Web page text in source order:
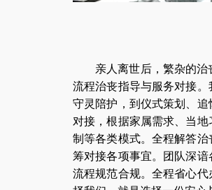
亲人离世后，繁杂的
流程治丧指导与服务对接。
守灵陪护，到仪式策划、
对接，根据家属需求、当
制等各类模式。全程解答
筹对接各项事宜。团队深谙
流程规范合规。全程省心